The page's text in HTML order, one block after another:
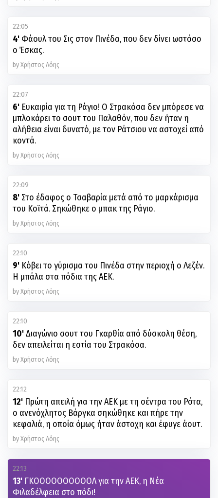
22:05
4' Φάουλ του Σις στον Πινέδα, που δεν δίνει ωστόσο
ο Έσκας.
by Χρήστος Λόης
22:07
6' Ευκαιρία για τη Ράγιο! Ο Στρακόσα δεν μπόρεσε να
μπλοκάρει το σουτ του Παλαθόν, που δεν ήταν η
αλήθεια είναι δυνατό, με τον Ράτσιου να αστοχεί από
κοντά.
by Χρήστος Λόης
22:09
8' Στο έδαφος ο Τσαβαρία μετά από το μαρκάρισμα
του Κοϊτά. Σηκώθηκε ο μπακ της Ράγιο.
by Χρήστος Λόης
22:10
9' Κόβει το γύρισμα του Πινέδα στην περιοχή ο Λεζέν.
Η μπάλα στα πόδια της ΑΕΚ.
by Χρήστος Λόης
22:10
10'Διαγώνιο σουτ του Γκαρθία από δύσκολη θέση,
δεν απειλείται η εστία του Στρακόσα.
by Χρήστος Λόης
22:12
12' Πρώτη απειλή για την ΑΕΚ με τη σέντρα του Ρότα,
ο ανενόχλητος Βάργκα σηκώθηκε και πήρε την
κεφαλιά, η οποία όμως ήταν άστοχη και έφυγε άουτ.
by Χρήστος Λόης
22:13
13' ΓΚΟΟΟΟΟΟΟΟΟΟΛ για την ΑΕΚ, η Νέα
Φιλαδέλφεια στο πόδι!